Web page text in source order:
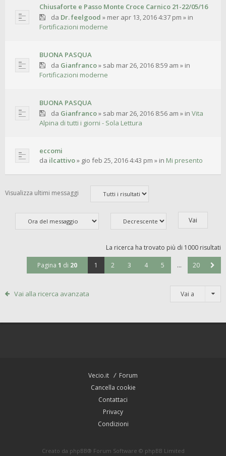
Chiusaforte e Passo Monte Croce Carnico 21-22/05/16
da Dr. feelgood » mer apr 13, 2016 4:37 pm » in
Fortificazioni moderne
BUONA PASQUA
da Gianfranco» sab mar 26, 2016 8:59 am » in
Fortificazioni moderne
BUONA PASQUA
da Gianfranco» sab mar 26, 2016 8:56 am » in Vita
Alpina di tutti i giorni - Sola Lettura
eccomi
da ilcattivo» gio feb 25, 2016 4:43 pm » in Mi presento
Visualizza ultimi messaggi
La ricerca ha trovato più di 1000 risultati
Pagina 1 di 20 1 2 3 4 5 … 20
Vai alla ricerca avanzata Vai a
Vecio.it
Forum
Cancella cookie
Contattaci
Privacy
Condizioni
Creato da phpBB® Forum Software © phpBB Limited